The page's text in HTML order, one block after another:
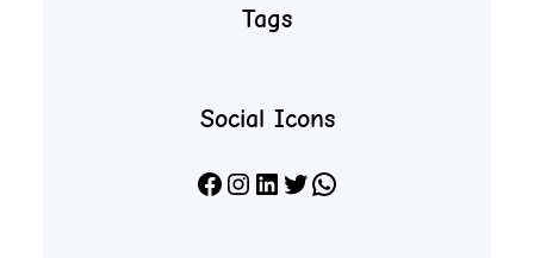
Tags
Social Icons
Facebook Instagram LinkedIn X WhatsApp